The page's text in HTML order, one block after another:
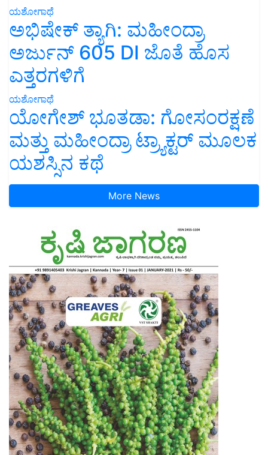
ಯಶೋಗಾಥೆ
ಅಭಿಷೇಕ್ ತ್ಯಾಗಿ: ಮಹೀಂದ್ರಾ
ಅರ್ಜುನ್ 605 DI ಜೊತೆ ಹೊಸ
ಎತ್ತರಗಳಿಗೆ
ಯಶೋಗಾಥೆ
ಯೋಗೇಶ್ ಭೂತಡಾ: ಗೋಸಂರಕ್ಷಣೆ
ಮತ್ತು ಮಹೀಂದ್ರಾ ಟ್ರ್ಯಾಕ್ಟರ್ ಮೂಲಕ
ಯಶಸ್ಸಿನ ಕಥೆ
More News